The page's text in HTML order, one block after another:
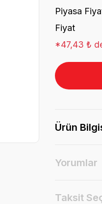
Piyasa
Fiyat
*47,43 ₺
Ürün
Yorumlar
Taksit